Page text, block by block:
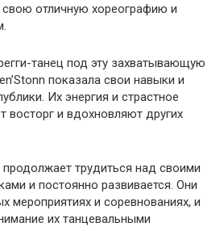
отличную хореографию и
танец под эту захватывающую
показала свои навыки и
Их энергия и страстное
восторг и вдохновляют других
продолжает трудиться над своими
и постоянно развивается. Они
мероприятиях и соревнованиях, и
их танцевальными